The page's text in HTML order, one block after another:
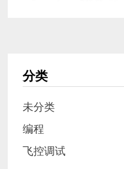
分类
未分类
编程
飞控调试